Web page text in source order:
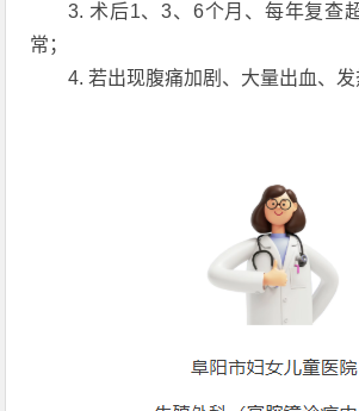
3. 术后1、3、6个月、每年复查
常；
4. 若出现腹痛加剧、大量出血、发